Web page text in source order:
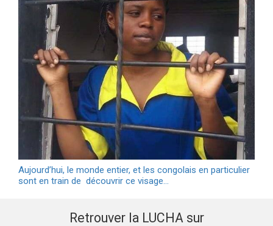
Aujourd’hui, le monde entier, et les congolais en particulier
sont en train de découvrir ce visage…
Retrouver la LUCHA sur